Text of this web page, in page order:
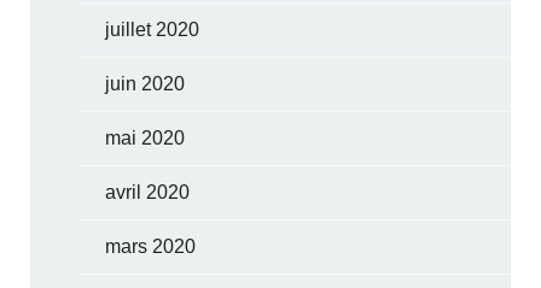
juillet 2020
juin 2020
mai 2020
avril 2020
mars 2020